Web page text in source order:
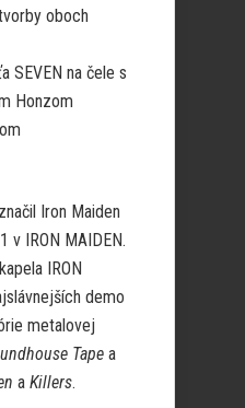
oboch
SEVEN na čele s
Honzom
Iron Maiden
v IRON MAIDEN.
IRON
demo
metalovej
Tape a
a Killers.